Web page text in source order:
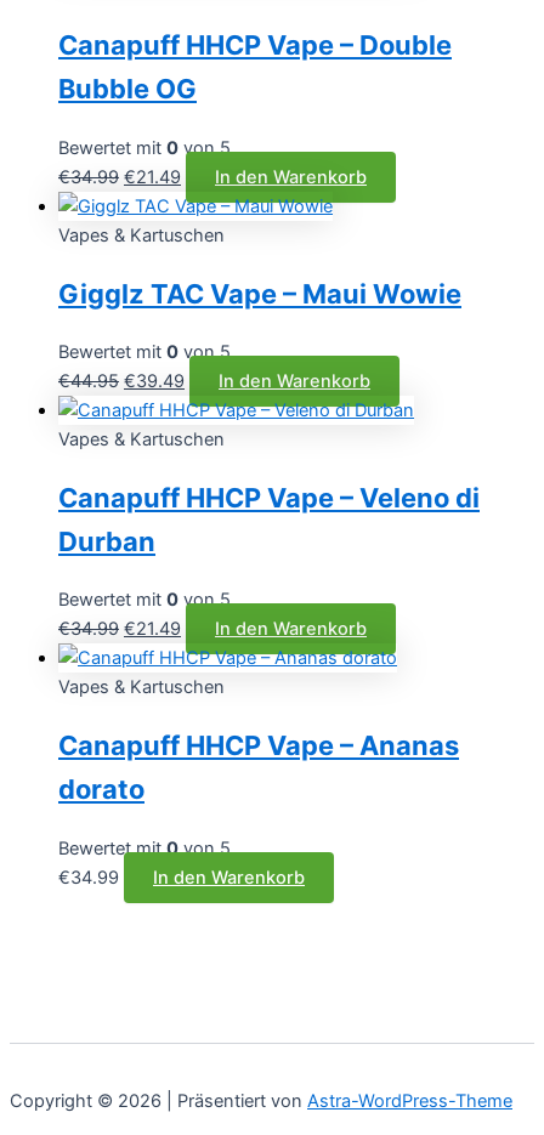
Canapuff HHCP Vape – Double
Bubble OG
Bewertet mit 0 von 5
€34.99 Ursprünglicher
Preis
war:
€21.49Aktueller
Preis
ist:
In den Warenkorb
Vapes & Kartuschen
Gigglz TAC Vape – Maui Wowie
Bewertet mit 0 von 5
€44.95 Ursprünglicher
Preis
war:
€39.49Aktueller
Preis
ist:
In den Warenkorb
Vapes & Kartuschen
Canapuff HHCP Vape – Veleno di
Durban
Bewertet mit 0 von 5
€34.99 Ursprünglicher
Preis
war:
€21.49Aktueller
Preis
ist:
In den Warenkorb
Vapes & Kartuschen
Canapuff HHCP Vape – Ananas
dorato
Bewertet mit0von 5
€34.99 In den Warenkorb
Copyright © 2026 | Präsentiert von Astra-WordPress-Theme